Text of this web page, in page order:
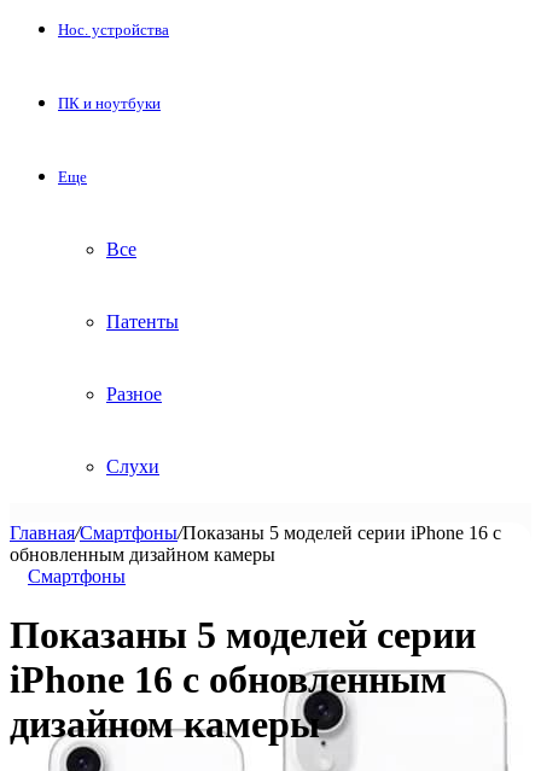
Нос. устройства
ПК и ноутбуки
Еще
Все
Патенты
Разное
Слухи
Главная/Смартфоны/Показаны 5 моделей серии iPhone 16 с
обновленным дизайном камеры
Смартфоны
Показаны 5 моделей серии
iPhone 16 с обновленным
дизайном камеры